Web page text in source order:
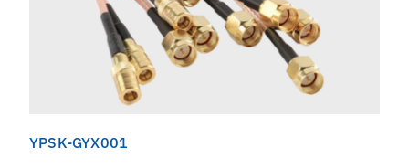
YPSK-GYX001